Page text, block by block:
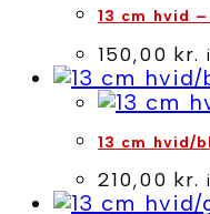
13 cm hvid
150,00 kr.
13 cm hvid/
210,00 kr.